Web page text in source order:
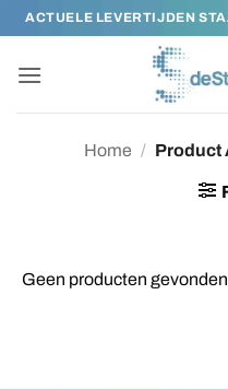
naar
inhoud
ACTUELE LEVERTIJDEN
Home / Product
Geen producten